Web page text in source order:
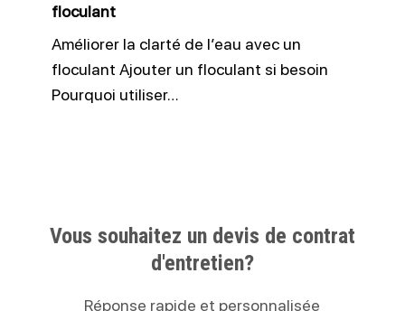
floculant
Améliorer la clarté de l’eau avec un
floculant Ajouter un floculant si besoin
Pourquoi utiliser…
Vous souhaitez un devis de contrat
d'entretien?
Réponse rapide et personnalisée